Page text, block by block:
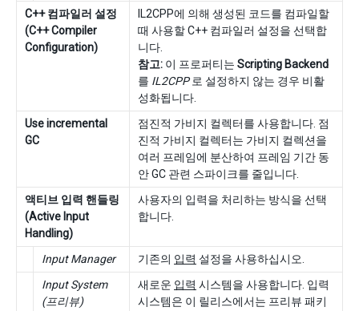
C++ 컴파일러 설정
(C++ Compiler
Configuration)
IL2CPP에 의해 생성된 코드를 컴파일할
때 사용할 C++ 컴파일러 설정을 선택합
니다.
참고: 이 프로퍼티는 Scripting Backend
를 IL2CPP로 설정하지 않는 경우 비활
성화됩니다.
Use incremental
GC
점진적 가비지 컬렉터를 사용합니다. 점
진적 가비지 컬렉터는 가비지 컬렉션을
여러 프레임에 분산하여 프레임 기간 동
안 GC 관련 스파이크를 줄입니다.
액티브 입력 핸들링
(Active Input
Handling)
사용자의 입력을 처리하는 방식을 선택
합니다.
Input Manager 기존의 입력 설정을 사용하십시오.
Input System
(프리뷰)
새로운 입력 시스템을 사용합니다. 입력
시스템은 이 릴리스에서는 프리뷰 패키